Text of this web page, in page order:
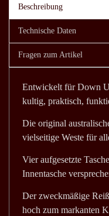
Beschreibung
Technische Daten
Fragen zum Artikel
Entwickelt für Down
kultig, praktisch,
Die original
vielseitige Weste für
Vier aufgesetzte
Innentasche
Der zweckmäßige
hoch zum markanten